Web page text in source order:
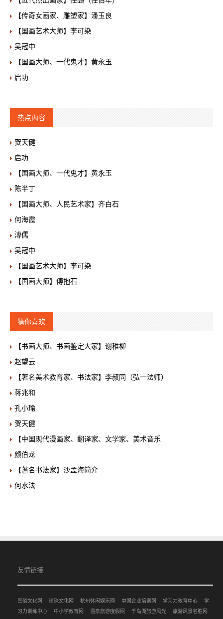
【传奇女画家、雕塑家】潘玉良
【国画艺术大师】李可染
吴冠中
【国画大师、一代鬼才】黄永玉
启功
热点内容
贺天健
启功
【国画大师、一代鬼才】黄永玉
陈半丁
【国画大师、人民艺术家】齐白石
何海霞
溥儒
吴冠中
【国画艺术大师】李可染
【国画大师】傅抱石
猜你喜欢
【书画大师、书画鉴定大家】谢稚柳
赵望云
【著名美术教育家、书法家】李叔同（弘一法师）
蒋兆和
孔小瑜
贺天健
【中国现代漫画家、翻译家、文学家、美术音乐
颜伯龙
【蓍名书法家】沙孟海简介
何水法
友情链接
民俗文化网 珍珠文化网 杭州休闲娱乐网 中国企业培训网 学习力教育中心
学
习力训练中心
中小学教育网 温泉旅游度假网 千岛湖旅游风光 旅游风景名胜网